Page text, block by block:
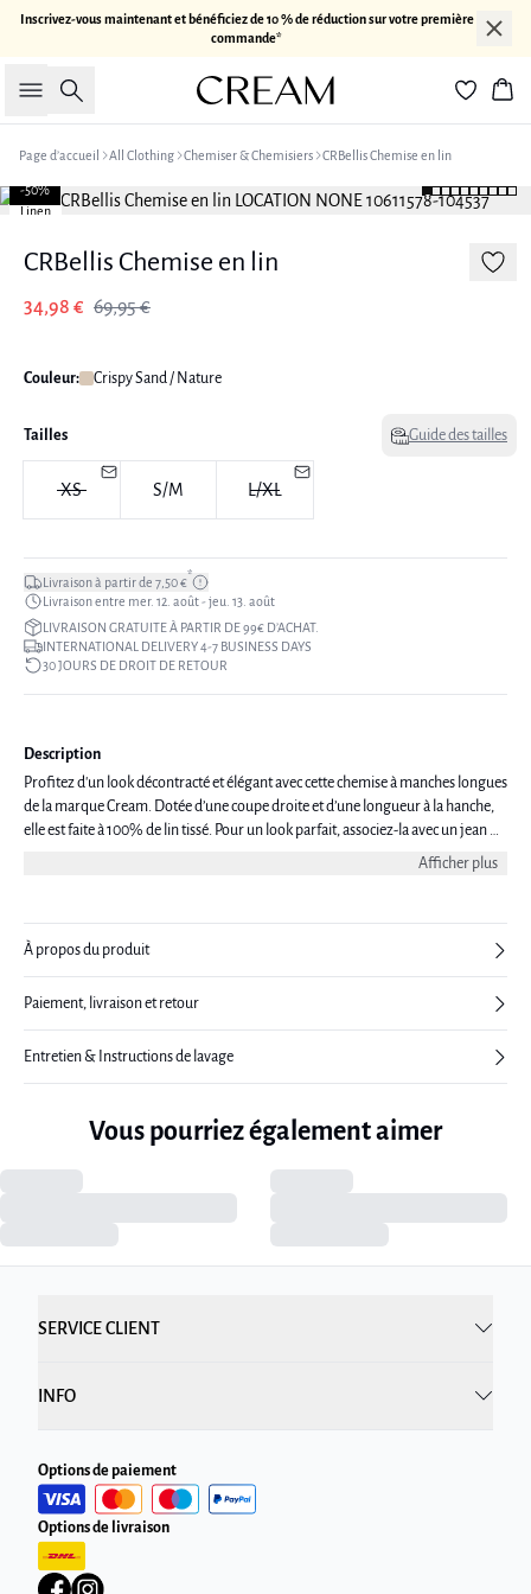
Inscrivez-vous maintenant et bénéficiez de 10 % de réduction sur votre première
commande*
Rechercher
Page d’accueil All Clothing Chemiser & Chemisiers CRBellis Chemise en lin
Linen
-50%
CRBellis Chemise en lin
34,98 € 69,95 €
Couleur: Crispy Sand / Nature
Tailles Guide des tailles
XS S/M L/XL
Livraison à partir de 7,50 €*
Livraison entre mer. 12. août - jeu. 13. août
LIVRAISON GRATUITE À PARTIR DE 99€ D’ACHAT.
INTERNATIONAL DELIVERY 4-7 BUSINESS DAYS
30 JOURS DE DROIT DE RETOUR
Description
Profitez d'un look décontracté et élégant avec cette chemise à manches longues
de la marque Cream. Dotée d’une coupe droite et d’une longueur à la hanche,
elle est faite à 100% de lin tissé. Pour un look parfait, associez-la avec un jean ou
Afficher plus
À propos du produit
Paiement, livraison et retour
Entretien & Instructions de lavage
Vous pourriez également aimer
SERVICE CLIENT
INFO
Options de paiement
Options de livraison